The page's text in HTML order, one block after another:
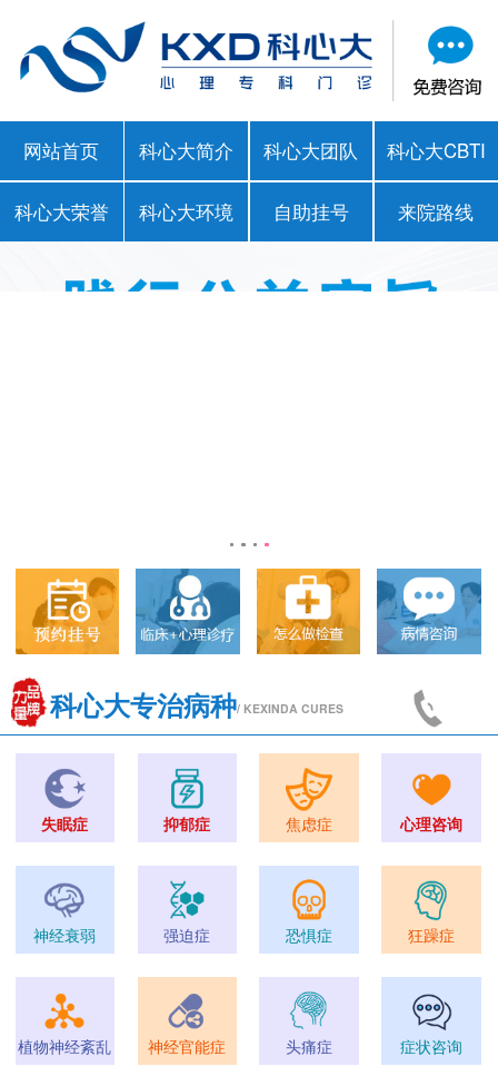
网站首页 科心大简介 科心大团队 科心大CBTI
科心大荣誉 科心大环境 自助挂号 来院路线
科心大专治病种/ KEXINDA CURES
失眠症 抑郁症 焦虑症 心理咨询
神经衰弱 强迫症 恐惧症 狂躁症
植物神经紊乱 神经官能症 头痛症 症状咨询